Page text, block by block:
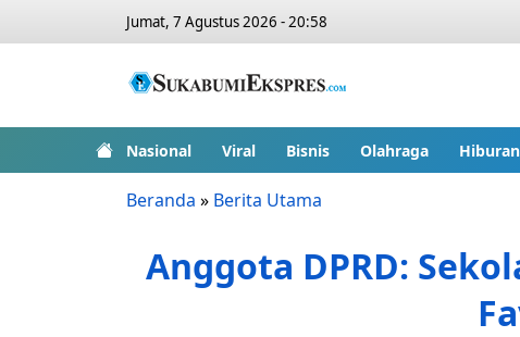
Jumat, 7 Agustus 2026 - 20:58
Nasional Viral Bisnis Olahraga Hiburan
Beranda » Berita Utama
Anggota DPRD: